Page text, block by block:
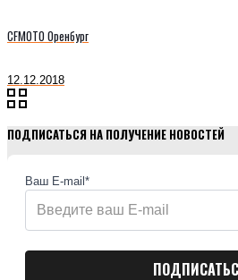
CFMOTO Оренбург
12.12.2018
ПОДПИСАТЬСЯ НА ПОЛУЧЕНИЕ НОВОСТЕЙ
Ваш E-mail*